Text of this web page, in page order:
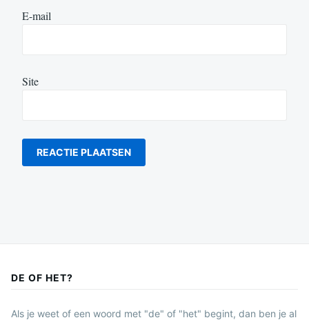
E-mail
Site
DE OF HET?
Als je weet of een woord met "de" of "het" begint, dan ben je al